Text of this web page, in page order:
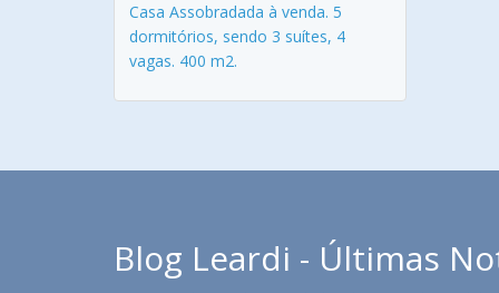
Casa Assobradada à venda. 5
dormitórios, sendo 3 suítes, 4
vagas. 400 m2.
Blog Leardi - Últimas